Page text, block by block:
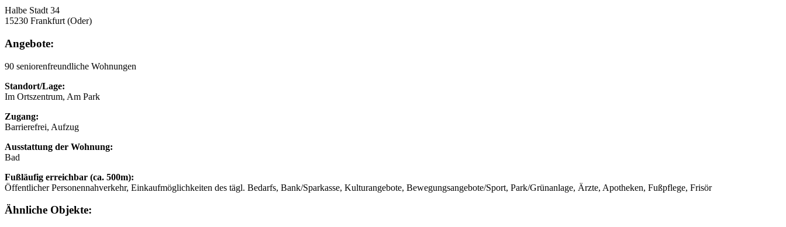
Halbe Stadt 34
15230 Frankfurt (Oder)
Angebote:
90 seniorenfreundliche Wohnungen
Standort/Lage:
Im Ortszentrum, Am Park
Zugang:
Barrierefrei, Aufzug
Ausstattung der Wohnung:
Bad
Fußläufig erreichbar (ca. 500m):
Öffentlicher Personennahverkehr, Einkaufmöglichkeiten des tägl. Bedarfs, Bank/Sparkasse, Kulturangebote, Bewegungsangebote/Sport, Park/Grünanlage, Ärzte, Apotheken, Fußpflege, Frisör
Ähnliche Objekte: